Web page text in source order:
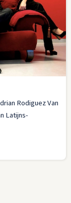
Rodiguez Van
Latijns-